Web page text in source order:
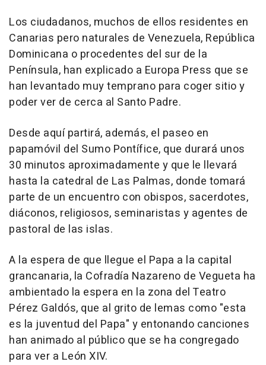
Los ciudadanos, muchos de ellos residentes en
Canarias pero naturales de Venezuela, República
Dominicana o procedentes del sur de la
Península, han explicado a Europa Press que se
han levantado muy temprano para coger sitio y
poder ver de cerca al Santo Padre.
Desde aquí partirá, además, el paseo en
papamóvil del Sumo Pontífice, que durará unos
30 minutos aproximadamente y que le llevará
hasta la catedral de Las Palmas, donde tomará
parte de un encuentro con obispos, sacerdotes,
diáconos, religiosos, seminaristas y agentes de
pastoral de las islas.
A la espera de que llegue el Papa a la capital
grancanaria, la Cofradía Nazareno de Vegueta ha
ambientado la espera en la zona del Teatro
Pérez Galdós, que al grito de lemas como "esta
es la juventud del Papa" y entonando canciones
han animado al público que se ha congregado
para ver a León XIV.